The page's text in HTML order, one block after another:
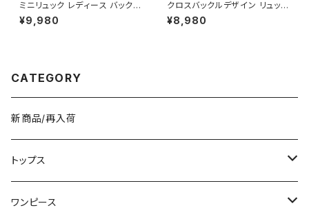
ミニリュック レディース バックパ
ック 巾着リュック レザー調 小さ
め コンパクト 軽量 カジュアル
4
¥9,980
クロスバックルデザイン リュック
バックパック デイパック メンズ
レディース 男女兼用 大容量 軽
¥8,980
CATEGORY
新商品/再入荷
トップス
Tシャツ/カットソー
ワンピース